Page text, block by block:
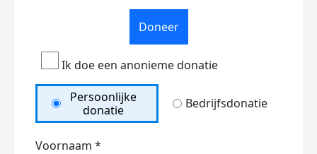
Doneer
Ik doe een anonieme donatie
Persoonlijke
donatie
Bedrijfsdonatie
Voornaam *